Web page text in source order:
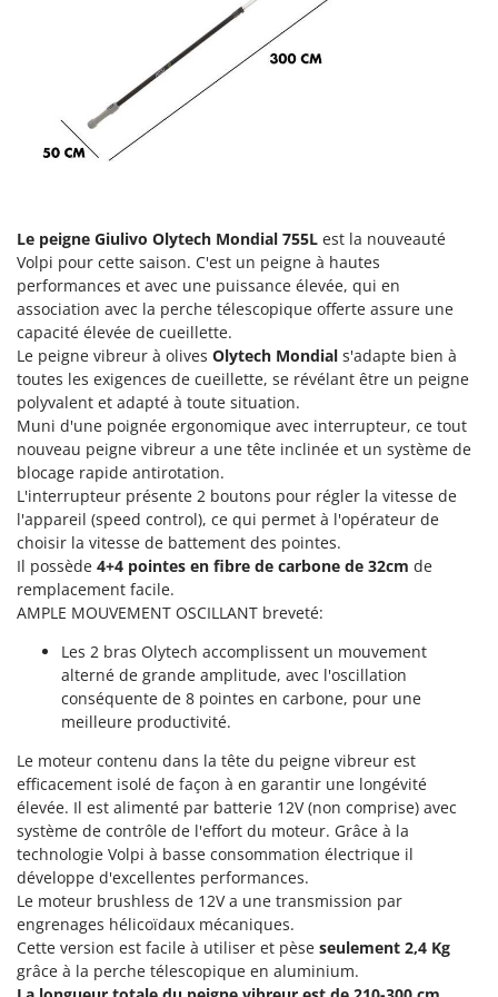
Groupes électrogènes
Gyrobroyeurs à lame pour tracteur
Haches - Cognées et Hachettes
Hachoirs à viande
L
Lames à neige
Lames niveleuses pour tracteur
Lave-vitres
Lieuses électriques pour vignes
M
Machines à pâtes
Machines pour la transformation des fruits
Machines sous vide
Motobineuses
Motoculteurs
Motofaucheuses
Motopompes pour irrigation
Moulins à céréales électriques
N
Nettoyeurs et Balais à vapeur
Nettoyeurs haute pression
Nettoyeurs tapis, moquettes et tapisseries
P
Peignes vibreurs et Secoueurs à olives
Pelles rétros pour tracteur
Edilmark
Effeuno
Einhell
Enotecnica Pillan
Eschenfelder
EuroMech
Eurosystems
F
FAC
Fama Industrie
Famag
Famur
FARMER
FBC
Ferrari Group
Ferroni
Ferrua
FIAC
FIEM
Fimar
FINI
Fiorentini
Fiskars
Flymo
Fontana Forni
Forest Master
Le peigne Giulivo Olytech Mondial 755L est la nouveauté
Volpi pour cette saison. C'est un peigne à hautes
performances et avec une puissance élevée, qui en
association avec la perche télescopique offerte assure une
capacité élevée de cueillette.
Le peigne vibreur à olives Olytech Mondial s'adapte bien à
toutes les exigences de cueillette, se révélant être un peigne
polyvalent et adapté à toute situation.
Muni d'une poignée ergonomique avec interrupteur, ce tout
nouveau peigne vibreur a une tête inclinée et un système de
blocage rapide antirotation.
L'interrupteur présente 2 boutons pour régler la vitesse de
l'appareil (speed control), ce qui permet à l'opérateur de
choisir la vitesse de battement des pointes.
Il possède 4+4 pointes en fibre de carbone de 32cm de
remplacement facile.
AMPLE MOUVEMENT OSCILLANT breveté:
Les 2 bras Olytech accomplissent un mouvement
alterné de grande amplitude, avec l'oscillation
conséquente de 8 pointes en carbone, pour une
meilleure productivité.
Le moteur contenu dans la tête du peigne vibreur est
efficacement isolé de façon à en garantir une longévité
élevée. Il est alimenté par batterie 12V (non comprise) avec
système de contrôle de l'effort du moteur. Grâce à la
technologie Volpi à basse consommation électrique il
développe d'excellentes performances.
Le moteur brushless de 12V a une transmission par
engrenages hélicoïdaux mécaniques.
Cette version est facile à utiliser et pèse seulement 2,4 Kg
grâce à la perche télescopique en aluminium.